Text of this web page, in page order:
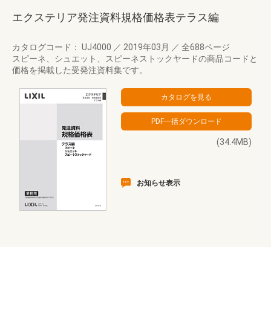
エクステリア発注資料規格価格表テラス編
カタログコード： UJ4000 ／ 2019年03月 ／ 全688ページ
スピーネ、シュエット、スピーネストックヤードの商品コードと
価格を掲載した受発注資料集です。
(34.4MB)
お知らせ表示